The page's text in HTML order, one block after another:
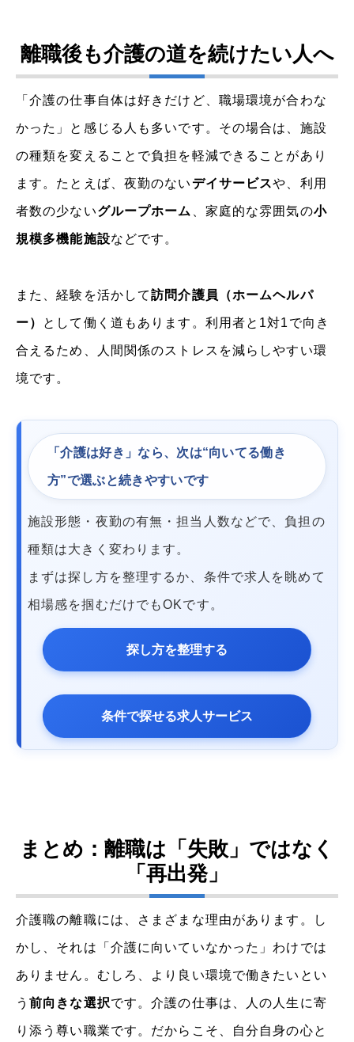
離職後も介護の道を続けたい人へ
「介護の仕事自体は好きだけど、職場環境が合わな
かった」と感じる人も多いです。その場合は、施設
の種類を変えることで負担を軽減できることがあり
ます。たとえば、夜勤のないデイサービスや、利用
者数の少ないグループホーム 、家庭的な雰囲気の小
規模多機能施設などです。
また、経験を活かして訪問介護員（ホームヘルパ
ー） として働く道もあります。利用者と1対1で向き
合えるため、人間関係のストレスを減らしやすい環
境です。
「介護は好き」なら、次は“向いてる働き
方”で選ぶと続きやすいです
施設形態・夜勤の有無・担当人数などで、負担の
種類は大きく変わります。
まずは探し方を整理するか、条件で求人を眺めて
相場感を掴むだけでもOKです。
探し方を整理する
条件で探せる求人サービス
まとめ：離職は「失敗」ではなく
「再出発」
介護職の離職には、さまざまな理由があります。し
かし、それは「介護に向いていなかった」わけでは
ありません。むしろ、より良い環境で働きたいとい
う前向きな選択です。介護の仕事は、人の人生に寄
り添う尊い職業です。だからこそ、自分自身の心と